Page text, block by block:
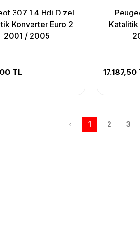
307 1.4 Hdi Dizel
Konverter Euro 2
2001 / 2005
TL 17.187,50
1 2 3